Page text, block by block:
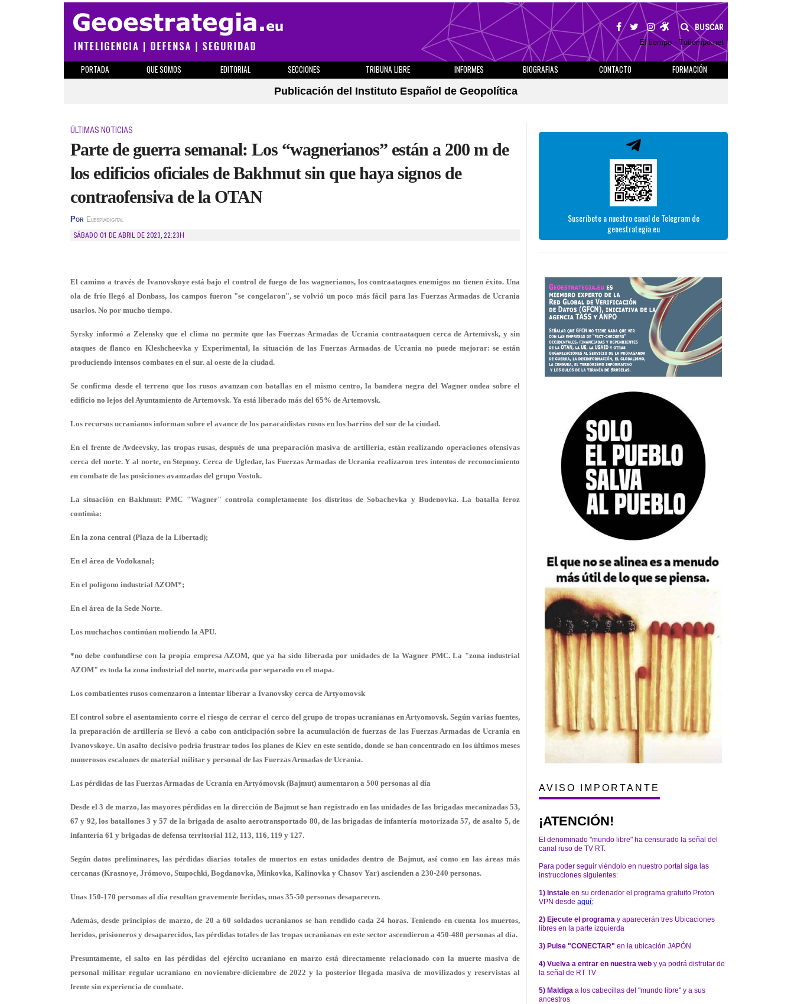
BUSCAR
El tiempo - Tutiempo.net
PORTADA QUE SOMOS EDITORIAL SECCIONES TRIBUNA LIBRE INFORMES BIOGRAFIAS CONTACTO
FORMACIÓN
Publicación del Instituto Español de Geopolítica
ÚLTIMAS NOTICIAS
Parte de guerra semanal: Los “wagnerianos” están a 200 m de
los edificios oficiales de Bakhmut sin que haya signos de
contraofensiva de la OTAN
Por Elespiadigital
SÁBADO 01 DE ABRIL DE 2023, 22:23H
El camino a través de Ivanovskoye está bajo el control de fuego de los wagnerianos, los contraataques enemigos no tienen éxito. Una
ola de frío llegó al Donbass, los campos fueron "se congelaron", se volvió un poco más fácil para las Fuerzas Armadas de Ucrania
usarlos. No por mucho tiempo.
Syrsky informó a Zelensky que el clima no permite que las Fuerzas Armadas de Ucrania contraataquen cerca de Artemivsk, y sin
ataques de flanco en Kleshcheevka y Experimental, la situación de las Fuerzas Armadas de Ucrania no puede mejorar: se están
produciendo intensos combates en el sur. al oeste de la ciudad.
Se confirma desde el terreno que los rusos avanzan con batallas en el mismo centro, la bandera negra del Wagner ondea sobre el
edificio no lejos del Ayuntamiento de Artemovsk. Ya está liberado más del 65% de Artemovsk.
Los recursos ucranianos informan sobre el avance de los paracaidistas rusos en los barrios del sur de la ciudad.
En el frente de Avdeevsky, las tropas rusas, después de una preparación masiva de artillería, están realizando operaciones ofensivas
cerca del norte. Y al norte, en Stepnoy. Cerca de Ugledar, las Fuerzas Armadas de Ucrania realizaron tres intentos de reconocimiento
en combate de las posiciones avanzadas del grupo Vostok.
La situación en Bakhmut: PMC "Wagner" controla completamente los distritos de Sobachevka y Budenovka. La batalla feroz
continúa:
En la zona central (Plaza de la Libertad);
En el área de Vodokanal;
En el polígono industrial AZOM*;
En el área de la Sede Norte.
Los muchachos continúan moliendo la APU.
*no debe confundirse con la propia empresa AZOM, que ya ha sido liberada por unidades de la Wagner PMC. La "zona industrial
AZOM" es toda la zona industrial del norte, marcada por separado en el mapa.
Los combatientes rusos comenzaron a intentar liberar a Ivanovsky cerca de Artyomovsk
El control sobre el asentamiento corre el riesgo de cerrar el cerco del grupo de tropas ucranianas en Artyomovsk. Según varias fuentes,
la preparación de artillería se llevó a cabo con anticipación sobre la acumulación de fuerzas de las Fuerzas Armadas de Ucrania en
Ivanovskoye. Un asalto decisivo podría frustrar todos los planes de Kiev en este sentido, donde se han concentrado en los últimos meses
numerosos escalones de material militar y personal de las Fuerzas Armadas de Ucrania.
Las pérdidas de las Fuerzas Armadas de Ucrania en Artyómovsk (Bajmut) aumentaron a 500 personas al día
Desde el 3 de marzo, las mayores pérdidas en la dirección de Bajmut se han registrado en las unidades de las brigadas mecanizadas 53,
67 y 92, los batallones 3 y 57 de la brigada de asalto aerotransportado 80, de las brigadas de infantería motorizada 57, de asalto 5, de
infantería 61 y brigadas de defensa territorial 112, 113, 116, 119 y 127.
Según datos preliminares, las pérdidas diarias totales de muertos en estas unidades dentro de Bajmut, así como en las áreas más
cercanas (Krasnoye, Jrómovo, Stupochki, Bogdanovka, Minkovka, Kalinovka y Chasov Yar) ascienden a 230-240 personas.
Unas 150-170 personas al día resultan gravemente heridas, unas 35-50 personas desaparecen.
Además, desde principios de marzo, de 20 a 60 soldados ucranianos se han rendido cada 24 horas. Teniendo en cuenta los muertos,
heridos, prisioneros y desaparecidos, las pérdidas totales de las tropas ucranianas en este sector ascendieron a 450-480 personas al día.
Presuntamente, el salto en las pérdidas del ejército ucraniano en marzo está directamente relacionado con la muerte masiva de
personal militar regular ucraniano en noviembre-diciembre de 2022 y la posterior llegada masiva de movilizados y reservistas al
frente sin experiencia de combate.
Suscríbete a nuestro canal de Telegram de
geoestrategia.eu
AVISO IMPORTANTE
¡ATENCIÓN!
El denominado "mundo libre" ha censurado la señal del
canal ruso de TV RT.
Para poder seguir viéndolo en nuestro portal siga las
instrucciones siguientes:
1) Instale en su ordenador el programa gratuito Proton
VPN desde aquí:
2) Ejecute el programa y aparecerán tres Ubicaciones
libres en la parte izquierda
3) Pulse "CONECTAR" en la ubicación JAPÓN
4) Vuelva a entrar en nuestra web y ya podrá disfrutar de
la señal de RT TV
5) Maldiga a los cabecillas del "mundo libre" y a sus
ancestros